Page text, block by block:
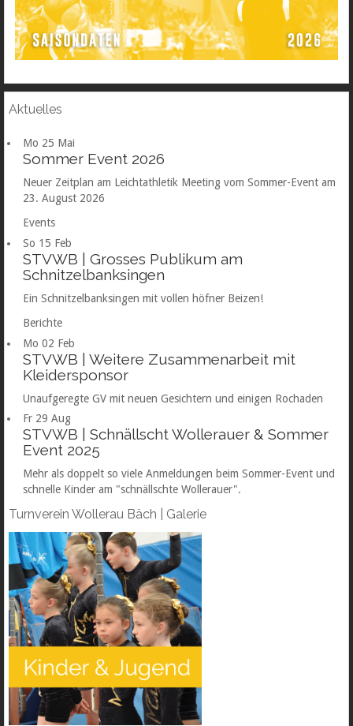
Aktuelles
Mo 25 Mai
Sommer Event 2026
Neuer Zeitplan am Leichtathletik Meeting vom Sommer-Event am
23. August 2026
Events
So 15 Feb
STVWB | Grosses Publikum am
Schnitzelbanksingen
Ein Schnitzelbanksingen mit vollen höfner Beizen!
Berichte
Mo 02 Feb
STVWB | Weitere Zusammenarbeit mit
Kleidersponsor
Unaufgeregte GV mit neuen Gesichtern und einigen Rochaden
Fr 29 Aug
STVWB | Schnällscht Wollerauer & Sommer
Event 2025
Mehr als doppelt so viele Anmeldungen beim Sommer-Event und
schnelle Kinder am "schnällschte Wollerauer".
Turnverein Wollerau Bäch | Galerie